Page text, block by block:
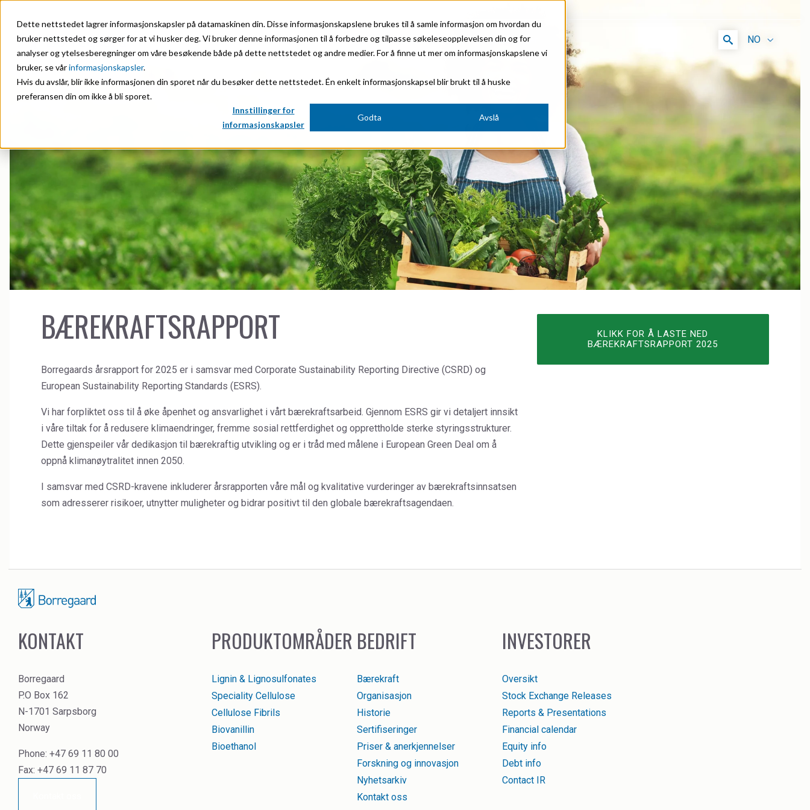
Dette nettstedet lagrer informasjonskapsler på datamaskinen din. Disse informasjonskapslene brukes til å samle informasjon om hvordan du
bruker nettstedet og sørger for at vi husker deg. Vi bruker denne informasjonen til å forbedre og tilpasse søkeleseopplevelsen din og for
analyser og ytelsesberegninger om våre besøkende både på dette nettstedet og andre medier. For å finne ut mer om informasjonskapslene vi
bruker, se vårinformasjonskapsler.
Hvis du avslår, blir ikke informasjonen din sporet når du besøker dette nettstedet. Én enkelt informasjonskapsel blir brukt til å huske
preferansen din om ikke å bli sporet.
Innstillinger for
informasjonskapsler
Godta Avslå
Markeder
Markeder
Animal Feed
Biomass Pelleting
Carbon Black
Cellulose Derivatives
Ceramics
Coal Gasification
Dust Control & Road Stabilisation
Dyestuffs
Electronic Wet Chemicals
Emulsions
Energy Resources
Food
High Purity Solvent
Leather Tanning
Paints & Coatings
Paper & Packaging
Personal Care & Cosmetics
Pharmaceutical Intermediates
Pigments
Resins & Adhesives
Rubber
Om oss
Om oss
Historie
Priser & anerkjennelser
Forskning & innovasjon
Nyhetsarkiv
Kontakt oss
Naboinformasjon om sikkerhet og varsling
Leverandører
BærekraftKarriere Investorer NO
BÆREKRAFTSRAPPORT
Borregaards årsrapport for 2025 er i samsvar med Corporate Sustainability Reporting Directive (CSRD) og
European Sustainability Reporting Standards (ESRS).
Vi har forpliktet oss til å øke åpenhet og ansvarlighet i vårt bærekraftsarbeid. Gjennom ESRS gir vi detaljert innsikt
i våre tiltak for å redusere klimaendringer, fremme sosial rettferdighet og opprettholde sterke styringsstrukturer.
Dette gjenspeiler vår dedikasjon til bærekraftig utvikling og er i tråd med målene i European Green Deal om å
oppnå klimanøytralitet innen 2050.
I samsvar med CSRD-kravene inkluderer årsrapporten våre mål og kvalitative vurderinger av bærekraftsinnsatsen
som adresserer risikoer, utnytter muligheter og bidrar positivt til den globale bærekraftsagendaen.
KLIKK FOR Å LASTE NED
BÆREKRAFTSRAPPORT 2025
KONTAKT
Borregaard
P.O Box 162
N-1701 Sarpsborg
Norway
Phone: +47 69 11 80 00
Fax: +47 69 11 87 70
PRODUKTOMRÅDER
Lignin & Lignosulfonates
Speciality Cellulose
Cellulose Fibrils
Biovanillin
Bioethanol
BEDRIFT
Bærekraft
Organisasjon
Historie
Sertifiseringer
Priser & anerkjennelser
Forskning og innovasjon
Nyhetsarkiv
Kontakt oss
INVESTORER
Oversikt
Stock Exchange Releases
Reports & Presentations
Financial calendar
Equity info
Debt info
Contact IR